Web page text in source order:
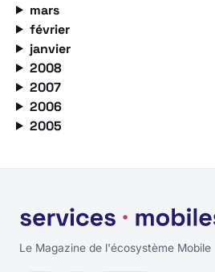
mars
février
janvier
2008
2007
2006
2005
Le Magazine de l'écosystème Mobile